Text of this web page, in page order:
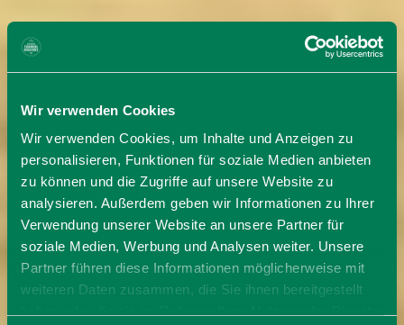
Wir verwenden Cookies
Wir verwenden Cookies, um Inhalte und Anzeigen zu
personalisieren, Funktionen für soziale Medien anbieten
zu können und die Zugriffe auf unsere Website zu
analysieren. Außerdem geben wir Informationen zu Ihrer
Verwendung unserer Website an unsere Partner für
soziale Medien, Werbung und Analysen weiter. Unsere
Partner führen diese Informationen möglicherweise mit
weiteren Daten zusammen, die Sie ihnen bereitgestellt